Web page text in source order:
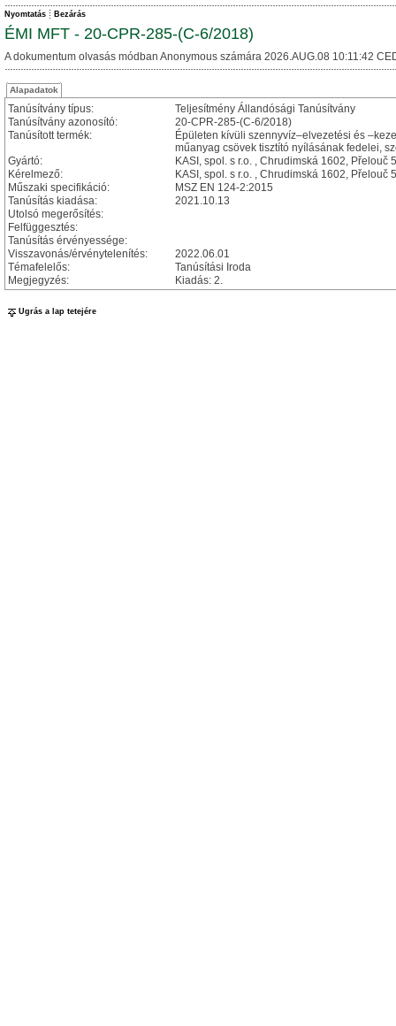
Nyomtatás Bezárás
ÉMI MFT - 20-CPR-285-(C-6/2018)
A dokumentum olvasás módban Anonymous számára 2026.AUG.08 10:11:42
Alapadatok
Tanúsítvány típus:
Teljesítmény Állandósági Tanúsítvány
Tanúsítvány azonosító:
20-CPR-285-(C-6/2018)
Tanúsított termék:
Épületen kívüli szennyvíz–elvezetési és
műanyag csövek tisztító nyílásának fedelei,
Gyártó:
KASI, spol. s r.o. , Chrudimská 1602, Přelouč
Kérelmező:
KASI, spol. s r.o. , Chrudimská 1602, Přelouč
Műszaki specifikáció:
MSZ EN 124-2:2015
Tanúsítás kiadása:
2021.10.13
Utolsó megerősítés:
Felfüggesztés:
Tanúsítás érvényessége:
Visszavonás/érvénytelenítés:
2022.06.01
Témafelelős:
Tanúsítási Iroda
Megjegyzés:
Kiadás: 2.
Ugrás a lap tetejére